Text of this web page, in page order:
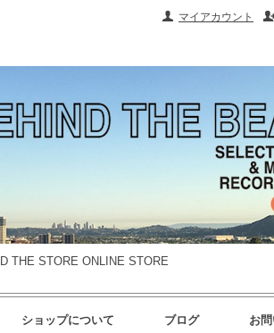
マイアカウント
THE STORE ONLINE STORE
ショップについて ブログ お